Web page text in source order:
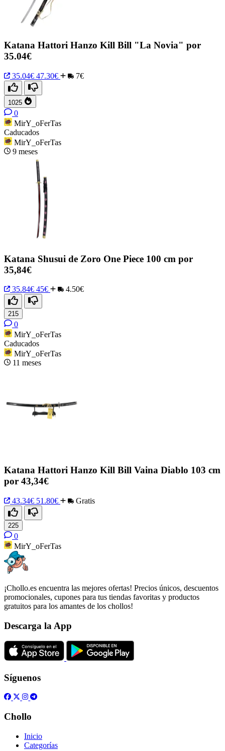
Katana Hattori Hanzo Kill Bill "La Novia" por
35.04€
35.04€ 47.30€ 7€
1025
0
MirY_oFerTas
Caducados
MirY_oFerTas
9 meses
Katana Shusui de Zoro One Piece 100 cm por
35,84€
35.84€ 45€ 4.50€
215
0
MirY_oFerTas
Caducados
MirY_oFerTas
11 meses
Katana Hattori Hanzo Kill Bill Vaina Diablo 103 cm
por 43,34€
43.34€ 51.80€ Gratis
225
0
MirY_oFerTas
¡Chollo.es encuentra las mejores ofertas! Precios únicos, descuentos
promocionales, cupones para tus tiendas favoritas y productos
gratuitos para los amantes de los chollos!
Descarga la App
Síguenos
Chollo
Inicio
Categorías